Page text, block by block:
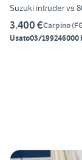
Suzuki intruder vs
3.400 €Carpino(
Usato03/199246000